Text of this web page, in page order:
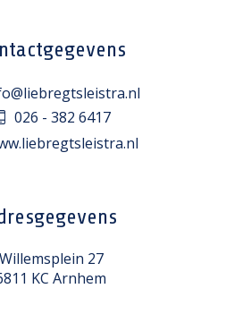
026 - 382 6417
Willemsplein 27
KC Arnhem